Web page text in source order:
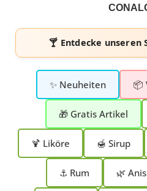
🍸 Entdecke unseren
✨ Neuheiten 📦
🎁 Gratis Artikel
🍹 Liköre 🍯 Sirup
⚓ Rum 🌿 Anis